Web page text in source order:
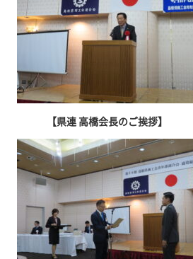
【県連 高橋会長のご挨拶】